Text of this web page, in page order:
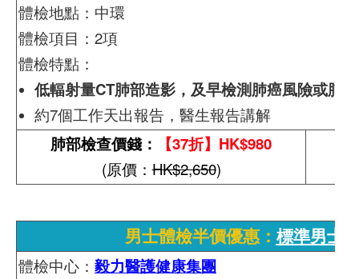
體檢地點：中環
體檢項目：2項
體檢特點：
低輻射量CT肺部造影，及早檢測肺癌風險或肺
約7個工作天出報告，醫生報告講解
肺部檢查價錢： 【37折】HK$980
(原價：HK$2,650)
男士體檢半價優惠： 標準男士
體檢中心： 毅力醫護健康集團